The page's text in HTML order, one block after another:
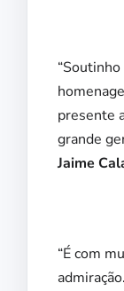
presente
grande
Jaime
“É com